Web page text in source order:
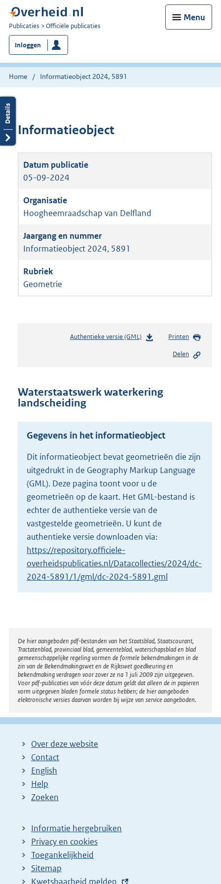
Menu
U
bent
nu
hier:
Publicaties Officiële publicaties
Inloggen
Home Informatieobject 2024, 5891
Informatieobject
05-09-2024
Hoogheemraadschap van Delfland
Informatieobject 2024, 5891
Geometrie
Authentieke versie (GML)b
n
o
t
t
e
:
4
9
K
b
Printen
Delen
Waterstaatswerk waterkering
landscheiding
Gegevens in het informatieobject
Dit informatieobject bevat geometrieën die zijn
uitgedrukt in de Geography Markup Language
(GML). Deze pagina toont voor u de
geometrieën op de kaart. Het GML-bestand is
echter de authentieke versie van de
vastgestelde geometrieën. U kunt de
authentieke versie downloaden via:
https://repository.officiele-
overheidspublicaties.nl/Datacollecties/2024/dc-
2024-5891/1/gml/dc-2024-5891.gml
Disclaimer
De hier aangeboden pdf-bestanden van het Staatsblad, Staatscourant,
Tractatenblad, provinciaal blad, gemeenteblad, waterschapsblad en blad
gemeenschappelijke regeling vormen de formele bekendmakingen in de
zin van de Bekendmakingswet en de Rijkswet goedkeuring en
bekendmaking verdragen voor zover ze na 1 juli 2009 zijn uitgegeven.
Voor pdf-publicaties van vóór deze datum geldt dat alleen de in papieren
vorm uitgegeven bladen formele status hebben; de hier aangeboden
elektronische versies daarvan worden bij wijze van service aangeboden.
Over deze website
Contact
English
Help
Zoeken
Informatie hergebruiken
Privacy en cookies
Toegankelijkheid
Sitemap
E
Kwetsbaarheid melden